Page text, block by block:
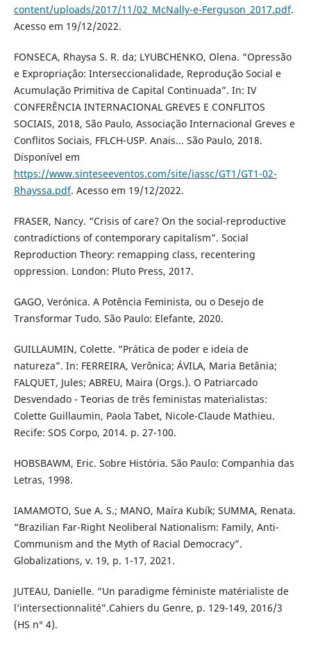
content/uploads/2017/11/02_McNally-e-Ferguson_2017.pdf.
Acesso em 19/12/2022.
FONSECA, Rhaysa S. R. da; LYUBCHENKO, Olena. “Opressão
e Expropriação: Interseccionalidade, Reprodução Social e
Acumulação Primitiva de Capital Continuada”. In: IV
CONFERÊNCIA INTERNACIONAL GREVES E CONFLITOS
SOCIAIS, 2018, São Paulo, Associação Internacional Greves e
Conflitos Sociais, FFLCH-USP. Anais... São Paulo, 2018.
Disponível em
https://www.sinteseeventos.com/site/iassc/GT1/GT1-02-
Rhayssa.pdf. Acesso em 19/12/2022.
FRASER, Nancy. “Crisis of care? On the social-reproductive
contradictions of contemporary capitalism”. Social
Reproduction Theory: remapping class, recentering
oppression. London: Pluto Press, 2017.
GAGO, Verónica. A Potência Feminista, ou o Desejo de
Transformar Tudo. São Paulo: Elefante, 2020.
GUILLAUMIN, Colette. “Prática de poder e ideia de
natureza”. In: FERREIRA, Verônica; ÁVILA, Maria Betânia;
FALQUET, Jules; ABREU, Maira (Orgs.). O Patriarcado
Desvendado - Teorias de três feministas materialistas:
Colette Guillaumin, Paola Tabet, Nicole-Claude Mathieu.
Recife: SOS Corpo, 2014. p. 27-100.
HOBSBAWM, Eric. Sobre História. São Paulo: Companhia das
Letras, 1998.
IAMAMOTO, Sue A. S.; MANO, Maíra Kubík; SUMMA, Renata.
“Brazilian Far-Right Neoliberal Nationalism: Family, Anti-
Communism and the Myth of Racial Democracy”.
Globalizations, v. 19, p. 1-17, 2021.
JUTEAU, Danielle. “Un paradigme féministe matérialiste de
l’intersectionnalité”.Cahiers du Genre, p. 129-149, 2016/3
(HS n° 4).